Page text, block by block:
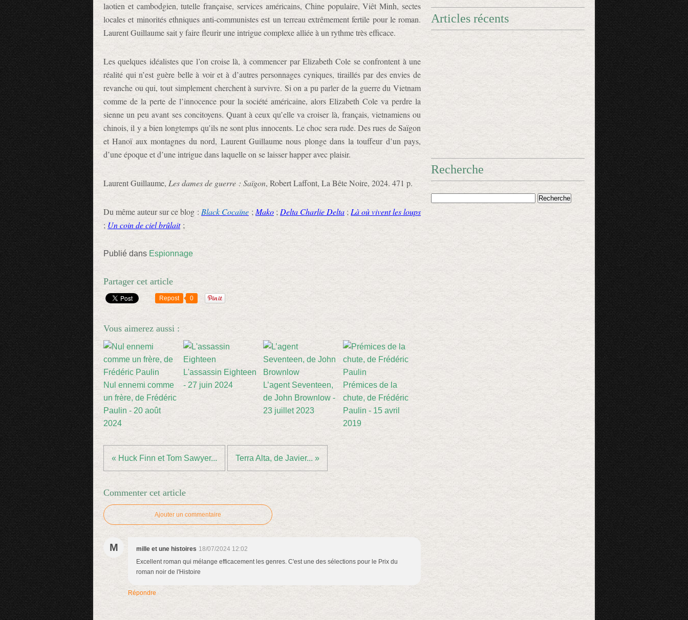
laotien et cambodgien, tutelle française, services américains, Chine populaire, Viêt Minh, sectes
locales et minorités ethniques anti-communistes est un terreau extrêmement fertile pour le roman.
Laurent Guillaume sait y faire fleurir une intrigue complexe alliée à un rythme très efficace.
Les quelques idéalistes que l’on croise là, à commencer par Elizabeth Cole se confrontent à une
réalité qui n’est guère belle à voir et à d’autres personnages cyniques, tiraillés par des envies de
revanche ou qui, tout simplement cherchent à survivre. Si on a pu parler de la guerre du Vietnam
comme de la perte de l’innocence pour la société américaine, alors Elizabeth Cole va perdre la
sienne un peu avant ses concitoyens. Quant à ceux qu’elle va croiser là, français, vietnamiens ou
chinois, il y a bien longtemps qu’ils ne sont plus innocents. Le choc sera rude. Des rues de Saïgon
et Hanoï aux montagnes du nord, Laurent Guillaume nous plonge dans la touffeur d’un pays,
d’une époque et d’une intrigue dans laquelle on se laisser happer avec plaisir.
Laurent Guillaume, Les dames de guerre : Saïgon, Robert Laffont, La Bête Noire, 2024. 471 p.
Du même auteur sur ce blog : Black Cocaïne ; Mako ; Delta Charlie Delta ; Là où vivent les loups
; Un coin de ciel brûlait;
Publié dans Espionnage
Partager cet article
Repost 0
Vous aimerez aussi :
Nul ennemi comme
un frère, de Frédéric
Paulin - 20 août
2024
L'assassin Eighteen
- 27 juin 2024
L’agent Seventeen,
de John Brownlow -
23 juillet 2023
Prémices de la
chute, de Frédéric
Paulin - 15 avril
2019
« Huck Finn et Tom Sawyer... Terra Alta, de Javier... »
Commenter cet article
Ajouter un commentaire
M mille et une histoires 18/07/2024 12:02
Excellent roman qui mélange efficacement les genres. C'est une des sélections pour le Prix du
roman noir de l'Histoire
Répondre
Articles récents
Recherche